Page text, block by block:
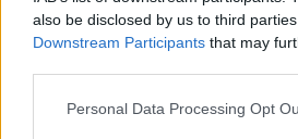
also be disclosed by us to third
Downstream Participants that may
Personal Data Processing Opt
Verslas